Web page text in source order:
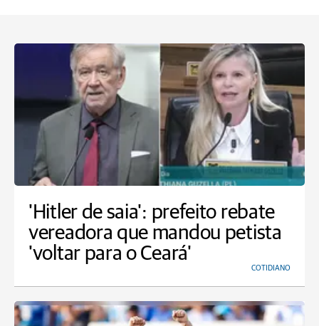
'Hitler de saia': prefeito rebate
vereadora que mandou petista
'voltar para o Ceará'
COTIDIANO